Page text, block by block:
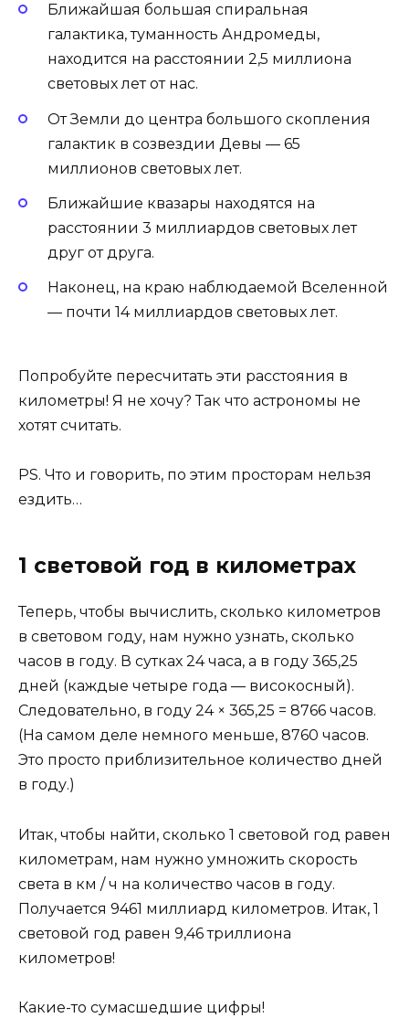
Ближайшая большая спиральная
галактика, туманность Андромеды,
находится на расстоянии 2,5 миллиона
световых лет от нас.
От Земли до центра большого скопления
галактик в созвездии Девы — 65
миллионов световых лет.
Ближайшие квазары находятся на
расстоянии 3 миллиардов световых лет
друг от друга.
Наконец, на краю наблюдаемой Вселенной
— почти 14 миллиардов световых лет.
Попробуйте пересчитать эти расстояния в
километры! Я не хочу? Так что астрономы не
хотят считать.
PS. Что и говорить, по этим просторам нельзя
ездить…
1 световой год в километрах
Теперь, чтобы вычислить, сколько километров
в световом году, нам нужно узнать, сколько
часов в году. В сутках 24 часа, а в году 365,25
дней (каждые четыре года — високосный).
Следовательно, в году 24 × 365,25 = 8766 часов.
(На самом деле немного меньше, 8760 часов.
Это просто приблизительное количество дней
в году.)
Итак, чтобы найти, сколько 1 световой год равен
километрам, нам нужно умножить скорость
света в км / ч на количество часов в году.
Получается 9461 миллиард километров. Итак, 1
световой год равен 9,46 триллиона
километров!
Какие-то сумасшедшие цифры!